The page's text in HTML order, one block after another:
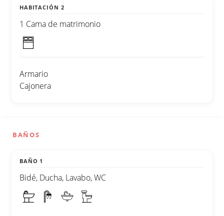
HABITACIÓN 2
1 Cama de matrimonio
Armario
Cajonera
BAÑOS
BAÑO 1
Bidé, Ducha, Lavabo, WC